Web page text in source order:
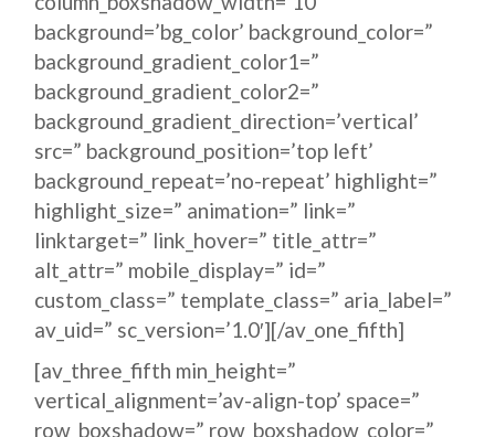
background=’bg_color’ background_color=”
background_gradient_color1=”
background_gradient_color2=”
background_gradient_direction=’vertical’
src=” background_position=’top left’
background_repeat=’no-repeat’ highlight=”
highlight_size=” animation=” link=”
linktarget=” link_hover=” title_attr=”
alt_attr=” mobile_display=” id=”
custom_class=” template_class=” aria_label=”
av_uid=” sc_version=’1.0′][/av_one_fifth]
[av_three_fifth min_height=”
vertical_alignment=’av-align-top’ space=”
row_boxshadow=” row_boxshadow_color=”